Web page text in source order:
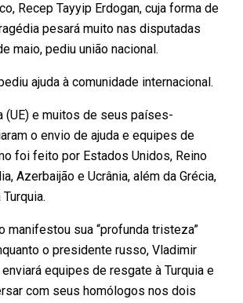
Recep Tayyip Erdogan, cuja forma de
pesará muito nas disputadas
maio, pediu união nacional.
ajuda à comunidade internacional.
(UE) e muitos de seus países-
o envio de ajuda e equipes de
foi feito por Estados Unidos, Reino
Azerbaijão e Ucrânia, além da Grécia,
manifestou sua “profunda tristeza”
o presidente russo, Vladimir
equipes de resgate à Turquia e
com seus homólogos nos dois